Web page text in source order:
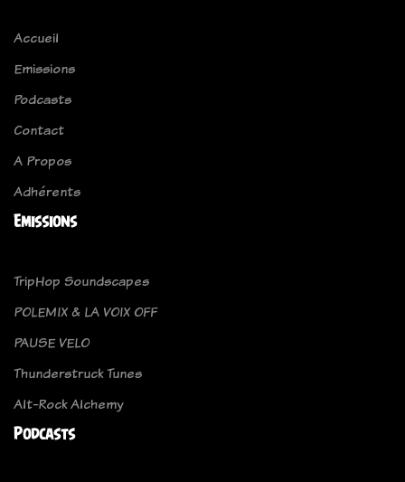
Accueil
Emissions
Podcasts
Contact
A Propos
Adhérents
Emissions
TripHop Soundscapes
POLEMIX & LA VOIX OFF
PAUSE VELO
Thunderstruck Tunes
Alt-Rock Alchemy
Podcasts